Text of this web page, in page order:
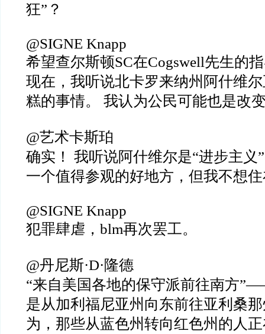
狂”？
@SIGNE Knapp
希望查尔斯顿SC在Cogswell先生的
现在，我听说北卡罗来纳州阿什维
糕的事情。 我认为公民可能也是改
@艺术卡斯珀
确实！ 我听说阿什维尔是“进步主义
一个值得参观的好地方，但我不想
@SIGNE Knapp
犯罪肆虐，blm再次罢工。
@丹尼斯·D·隆德
“来自美国各地的保守派前往南方
是从加利福尼亚州向东前往亚利桑
为，那些从蓝色州转向红色州的人